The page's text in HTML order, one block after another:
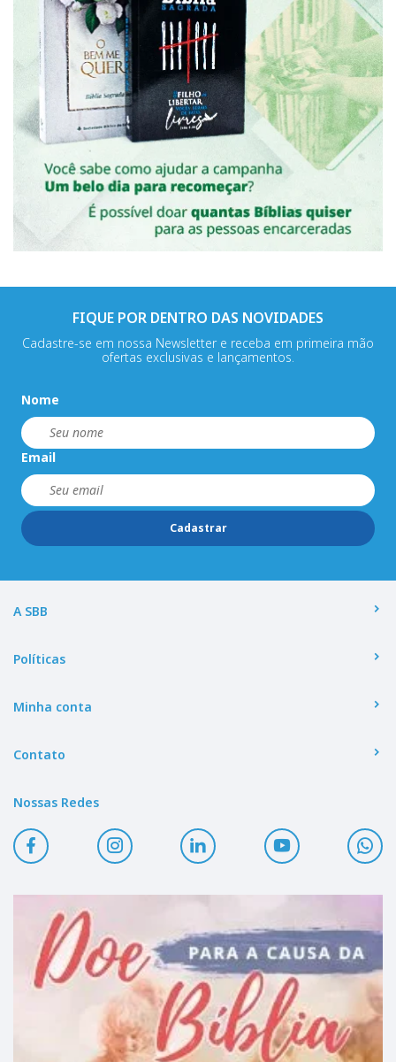
FIQUE POR DENTRO DAS NOVIDADES
Cadastre-se em nossa Newsletter e receba em primeira mão
ofertas exclusivas e lançamentos.
Nome
Email
Cadastrar
A SBB
Políticas
Minha conta
Contato
Nossas Redes